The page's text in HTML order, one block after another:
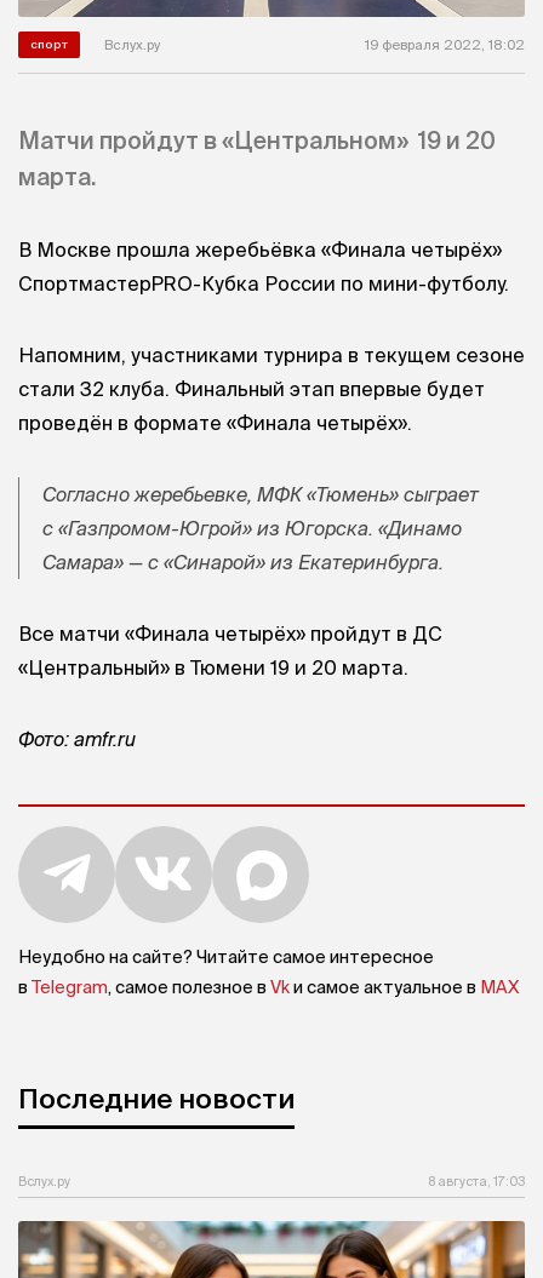
спорт Вслух.ру 19 февраля 2022, 18:02
Матчи пройдут в «Центральном» 19 и 20
марта.
В Москве прошла жеребьёвка «Финала четырёх»
СпортмастерPRO-Кубка России по мини-футболу.
Напомним, участниками турнира в текущем сезоне
стали 32 клуба. Финальный этап впервые будет
проведён в формате «Финала четырёх».
Согласно жеребьевке, МФК «Тюмень» сыграет
с «Газпромом-Югрой» из Югорска. «Динамо
Самара» — с «Синарой» из Екатеринбурга.
Все матчи «Финала четырёх» пройдут в ДС
«Центральный» в Тюмени 19 и 20 марта.
Фото: amfr.ru
Неудобно на сайте? Читайте самое интересное
в Telegram, самое полезное в Vkи самое актуальное в MAX
Последние новости
Вслух.ру 8 августа, 17:03